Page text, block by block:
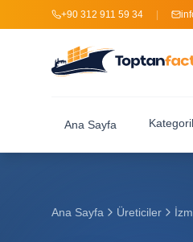
+90 312 911 59 34
Ana Sayfa
Ana Sayfa Üreticiler